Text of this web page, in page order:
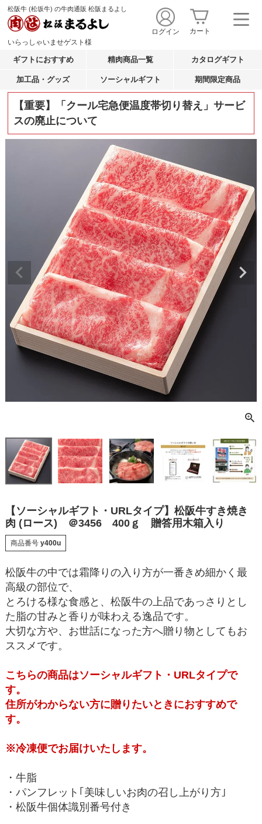
松阪牛 (松坂牛) の牛肉通販 松阪まるよし
いらっしゃいませゲスト様
ログイン カート
ギフトにおすすめ 精肉商品一覧 カタログギフト
加工品・グッズ ソーシャルギフト 期間限定商品
【重要】「クール宅急便温度帯切り替え」サービ
スの廃止について
【ソーシャルギフト・URLタイプ】松阪牛すき焼き
肉 (ロース) ＠3456 400ｇ 贈答用木箱入り
商品番号 y400u
松阪牛の中では霜降りの入り方が一番きめ細かく最
高級の部位で、
とろける様な食感と、松阪牛の上品であっさりとし
た脂の甘みと香りが味わえる逸品です。
大切な方や、お世話になった方へ贈り物としてもお
ススメです。
こちらの商品はソーシャルギフト・URLタイプで
す。
住所がわからない方に贈りたいときにおすすめで
す。
※冷凍便でお届けいたします。
・牛脂
・パンフレット｢美味しいお肉の召し上がり方｣
・松阪牛個体識別番号付き